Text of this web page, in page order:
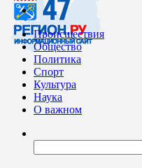
Происшествия
Общество
Политика
Спорт
Культура
Наука
О важном